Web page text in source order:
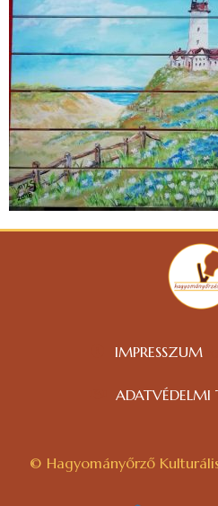
IMPRESSZUM
ADATVÉDELMI
© Hagyományőrző